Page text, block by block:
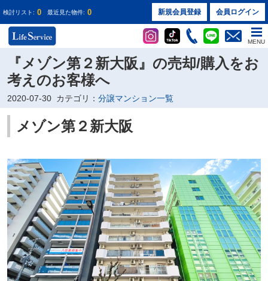
検討リスト: 0 最近見た物件: 0 新規会員登録 会員ログイン
MENU
『メゾン第２新大阪』の売却/購入をお
考えのお客様へ
2020-07-30 カテゴリ： 分譲マンション一覧
メゾン第２新大阪